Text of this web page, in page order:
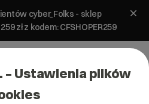
cyber_Folks - sklep
zł z kodem: CFSHOPER259
– Ustawienia plików